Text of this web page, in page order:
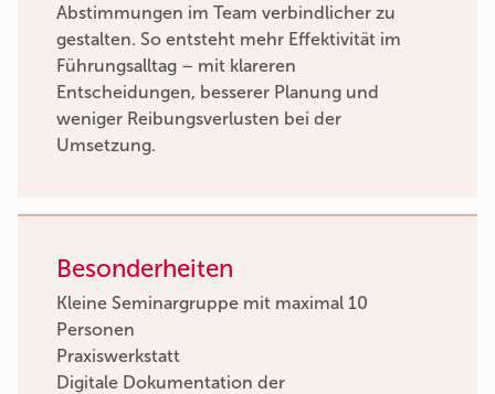
Abstimmungen im Team verbindlicher zu
gestalten. So entsteht mehr Effektivität im
Führungsalltag – mit klareren
Entscheidungen, besserer Planung und
weniger Reibungsverlusten bei der
Umsetzung.
Besonderheiten
Kleine Seminargruppe mit maximal 10
Personen
Praxiswerkstatt
Digitale Dokumentation der